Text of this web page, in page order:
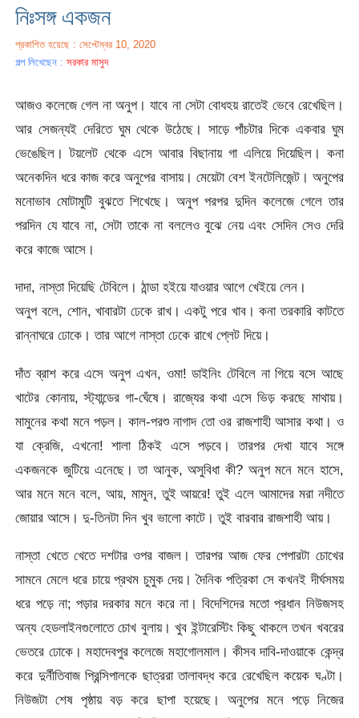
নিঃসঙ্গ একজন
প্রকাশিত হয়েছে : সেপ্টেম্বর 10, 2020
গল্প লিখেছেন :সরকার মাসুদ
আজও কলেজে গেল না অনুপ। যাবে না সেটা বোধহয় রাতেই ভেবে রেখেছিল।
আর সেজন্যই দেরিতে ঘুম থেকে উঠেছে। সাড়ে পাঁচটার দিকে একবার ঘুম
ভেঙেছিল। টয়লেট থেকে এসে আবার বিছানায় গা এলিয়ে দিয়েছিল। কনা
অনেকদিন ধরে কাজ করে অনুপের বাসায়। মেয়েটা বেশ ইনটেলিজেন্ট। অনুপের
মনোভাব মোটামুটি বুঝতে শিখেছে। অনুপ পরপর দুদিন কলেজে গেলে তার
পরদিন যে যাবে না, সেটা তাকে না বললেও বুঝে নেয় এবং সেদিন সেও দেরি
করে কাজে আসে।
দাদা, নাস্তা দিয়েছি টেবিলে। ঠান্ডা হইয়ে যাওয়ার আগে খেইয়ে লেন।
অনুপ বলে, শোন, খাবারটা ঢেকে রাখ। একটু পরে খাব। কনা তরকারি কাটতে
রান্নাঘরে ঢোকে। তার আগে নাস্তা ঢেকে রাখে প্লেট দিয়ে।
দাঁত ব্রাশ করে এসে অনুপ এখন, ওমা! ডাইনিং টেবিলে না গিয়ে বসে আছে
খাটের কোনায়, স্ট্যান্ডের গা-ঘেঁষে। রাজ্যের কথা এসে ভিড় করছে মাথায়।
মামুনের কথা মনে পড়ল। কাল-পরশু নাগাদ তো ওর রাজশাহী আসার কথা। ও
যা ক্রেজি, এখনো! শালা ঠিকই এসে পড়বে। তারপর দেখা যাবে সঙ্গে
একজনকে জুটিয়ে এনেছে। তা আনুক, অসুবিধা কী? অনুপ মনে মনে হাসে,
আর মনে মনে বলে, আয়, মামুন, তুই আয়রে! তুই এলে আমাদের মরা নদীতে
জোয়ার আসে। দু-তিনটা দিন খুব ভালো কাটে। তুই বারবার রাজশাহী আয়।
নাস্তা খেতে খেতে দশটার ওপর বাজল। তারপর আজ ফের পেপারটা চোখের
সামনে মেলে ধরে চায়ে প্রথম চুমুক দেয়। দৈনিক পত্রিকা সে কখনই দীর্ঘসময়
ধরে পড়ে না; পড়ার দরকার মনে করে না। বিদেশিদের মতো প্রধান নিউজসহ
অন্য হেডলাইনগুলোতে চোখ বুলায়। খুব ইন্টারেস্টিং কিছু থাকলে তখন খবরের
ভেতরে ঢোকে। মহাদেবপুর কলেজে মহাগোলমাল। কীসব দাবি-দাওয়াকে কেন্দ্র
করে দুর্নীতিবাজ প্রিন্সিপালকে ছাত্ররা তালাবদ্ধ করে রেখেছিল কয়েক ঘণ্টা।
নিউজটা শেষ পৃষ্ঠায় বড় করে ছাপা হয়েছে। অনুপের মনে পড়ে নিজের